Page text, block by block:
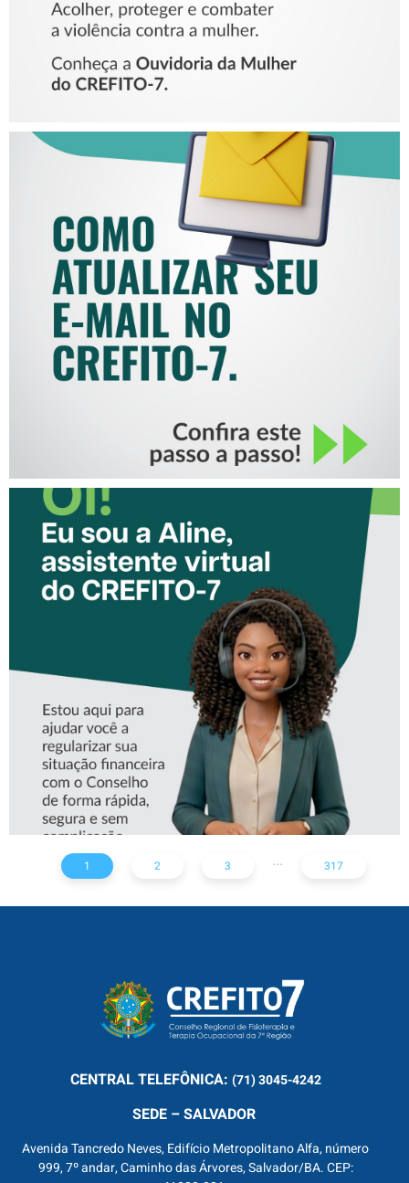
COMO ATUALIZAR SEU E-
MAIL NO CREFITO-7
CONHEÇA A ‘ALINE’,
ASSISTENTE VIRTUAL DO
CREFITO-7
1 2 3 ... 317
CENTRALTELEFÔNICA: (71) 3045-4242
SEDE – SALVADOR
Avenida Tancredo Neves, Edifício Metropolitano Alfa, número
999, 7º andar, Caminho das Árvores, Salvador/BA. CEP: